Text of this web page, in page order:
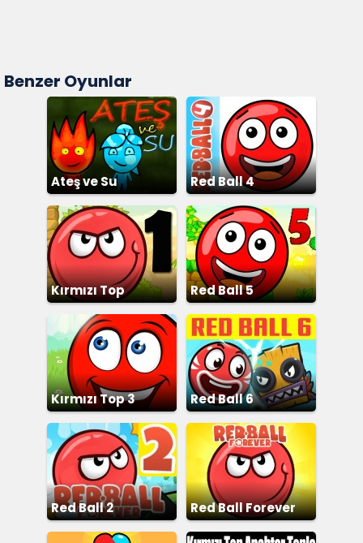
Benzer Oyunlar
Ateş ve Su Red Ball 4
Kırmızı Top Red Ball 5
Kırmızı Top 3 Red Ball 6
Red Ball 2 Red Ball Forever